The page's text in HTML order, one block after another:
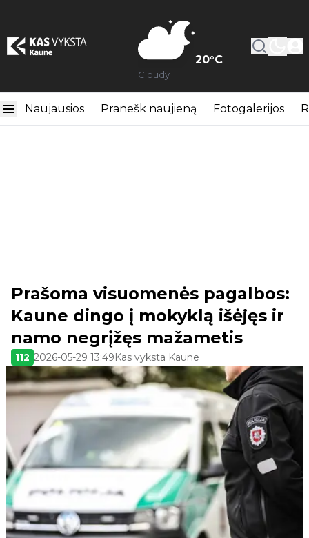
20°C
Cloudy
Naujausios Pranešk naujieną Fotogalerijos
Prašoma visuomenės pagalbos:
Kaune dingo į mokyklą išėjęs ir
namo negrįžęs mažametis
112 2026-05-29 13:49Kas vyksta Kaune